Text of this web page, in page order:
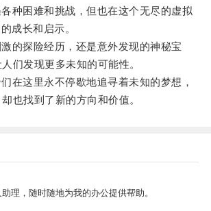
困难和挑战，但也在这个无尽的虚拟
成长和启示。
探险经历，还是意外发现的神秘宝
们发现更多未知的可能性。
这里永不停歇地追寻着未知的梦想，
也找到了新的方向和价值。
理，随时随地为我的办公提供帮助。